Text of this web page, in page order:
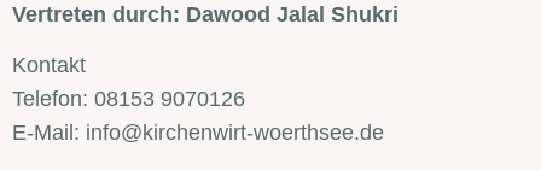
Vertreten durch: Dawood Jalal Shukri
Kontakt
Telefon: 08153 9070126
E-Mail: info@kirchenwirt-woerthsee.de